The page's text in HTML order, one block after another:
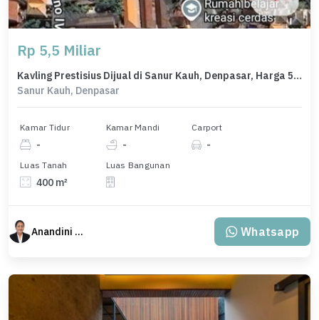
Rp 5,5 Miliar
Kavling Prestisius Dijual di Sanur Kauh, Denpasar, Harga 5,5 Miliar
Sanur Kauh, Denpasar
Kamar Tidur
-
Kamar Mandi
-
Carport
-
Luas Tanah
400 m²
Luas Bangunan
Anandini Property Whatsapp